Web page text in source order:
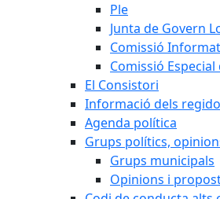
Ple
Junta de Govern
Comissió
Comissió
El Consistori
Informació dels
Agenda política
Grups polítics,
Grups municipals
Opinions i